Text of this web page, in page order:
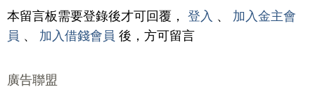
本留言板需要登錄後才可回覆， 登入 、 加入金主會
員 、 加入借錢會員 後，方可留言
廣告聯盟